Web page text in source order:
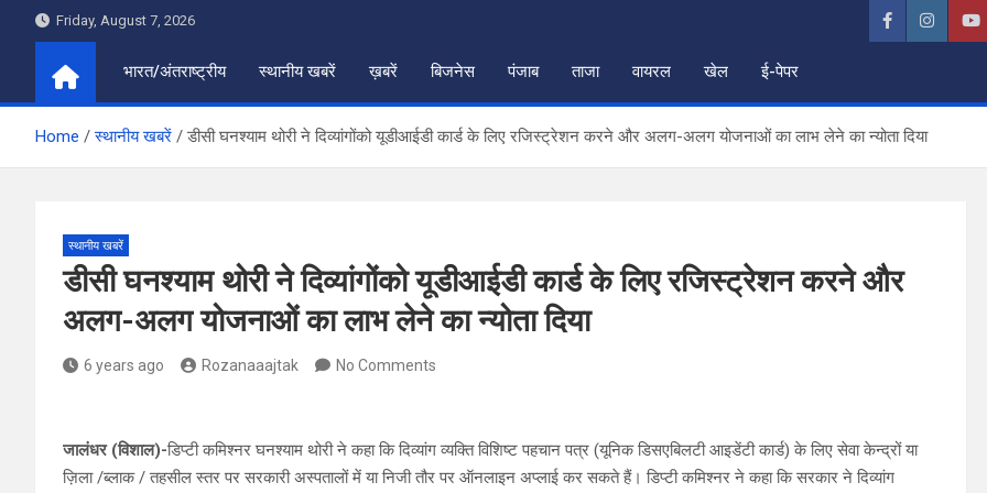
Friday, August 7, 2026
भारत/अंतराष्ट्रीय स्थानीय खबरें ख़बरें बिजनेस पंजाब ताजा वायरल खेल ई-पेपर
Home स्थानीय खबरें डीसी घनश्याम थोरी ने दिव्यांगोंको यूडीआईडी कार्ड के लिए रजिस्ट्रेशन करने और अलग-अलग योजनाओं का लाभ लेने का न्योता दिया
स्थानीय खबरें
डीसी घनश्याम थोरी ने दिव्यांगोंको यूडीआईडी कार्ड के लिए रजिस्ट्रेशन करने और
अलग-अलग योजनाओं का लाभ लेने का न्योता दिया
6 years ago Rozanaaajtak No Comments
जालंधर (विशाल)-डिप्टी कमिश्नर घनश्याम थोरी ने कहा कि दिव्यांग व्यक्ति विशिष्ट पहचान पत्र (यूनिक डिसएबिलटी आइडेंटी कार्ड) के लिए सेवा केन्द्रों या
ज़िला /ब्लाक / तहसील स्तर पर सरकारी अस्पतालों में या निजी तौर पर ऑनलाइन अप्लाई कर सकते हैं। डिप्टी कमिश्नर ने कहा कि सरकार ने दिव्यांग